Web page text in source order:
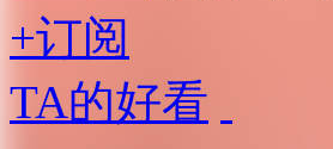
+订阅
TA的好看